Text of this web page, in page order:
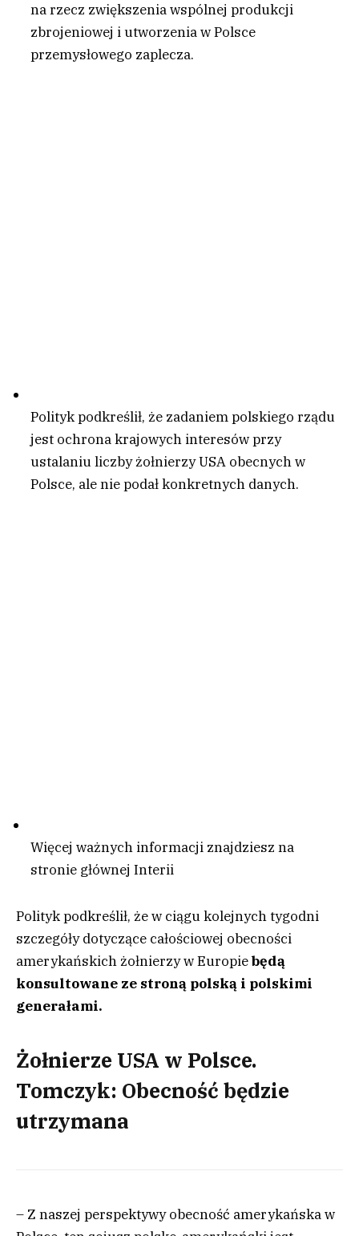
na rzecz zwiększenia wspólnej produkcji
zbrojeniowej i utworzenia w Polsce
przemysłowego zaplecza.
Polityk podkreślił, że zadaniem polskiego rządu
jest ochrona krajowych interesów przy
ustalaniu liczby żołnierzy USA obecnych w
Polsce, ale nie podał konkretnych danych.
Więcej ważnych informacji znajdziesz na
stronie głównej Interii
Polityk podkreślił, że w ciągu kolejnych tygodni
szczegóły dotyczące całościowej obecności
amerykańskich żołnierzy w Europiebędą
konsultowane ze stroną polską i polskimi
generałami.
Żołnierze USA w Polsce.
Tomczyk: Obecność będzie
utrzymana
– Z naszej perspektywy obecność amerykańska w